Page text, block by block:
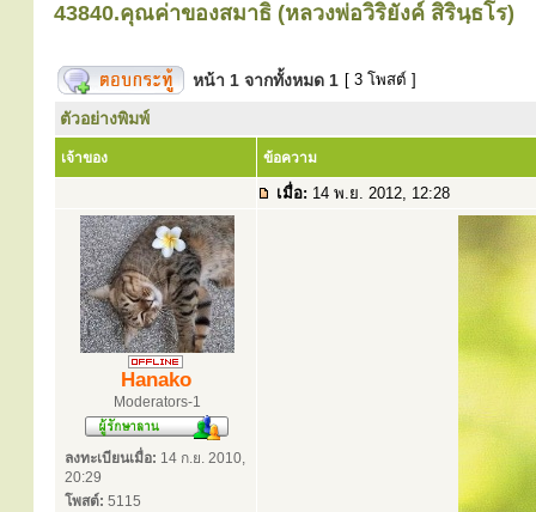
43840.คุณค่าของสมาธิ (หลวงพ่อวิริยังค์ สิรินฺธโร)
หน้า 1 จากทั้งหมด 1 [ 3 โพสต์ ]
ตัวอย่างพิมพ์
เจ้าของ ข้อความ
เมื่อ: 14 พ.ย. 2012, 12:28
Hanako
Moderators-1
ลงทะเบียนเมื่อ: 14 ก.ย. 2010,
20:29
โพสต์: 5115